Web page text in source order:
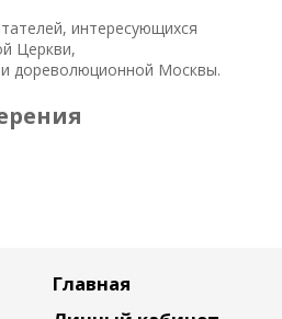
интересующихся
Церкви,
дореволюционной Москвы.
Главная